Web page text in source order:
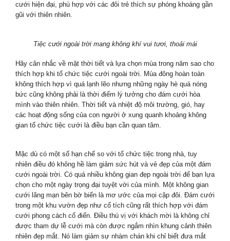
cưới hiện đại, phù hợp với các đôi trẻ thích sự phóng khoáng gần
gũi với thiên nhiên.
Tiệc cưới ngoài trời mang không khí vui tươi, thoải mái
Hãy cân nhắc về mặt thời tiết và lựa chọn mùa trong năm sao cho
thích hợp khi tổ chức tiệc cưới ngoài trời. Mùa đông hoàn toàn
không thích hợp vì quá lạnh lẽo nhưng những ngày hè quá nóng
bức cũng không phải là thời điểm lý tưởng cho đám cưới hòa
mình vào thiên nhiên. Thời tiết và nhiệt độ môi trường, gió, hay
các hoạt động sống của con người ở xung quanh khoảng không
gian tổ chức tiệc cưới là điều bạn cần quan tâm.
Mặc dù có một số hạn chế so với tổ chức tiệc trong nhà, tuy
nhiên điều đó không hề làm giảm sức hút và vẻ đẹp của một đám
cưới ngoài trời. Có quá nhiều không gian đẹp ngoài trời để bạn lựa
chọn cho một ngày trọng đại tuyệt vời của mình. Một không gian
cưới lãng mạn bên bờ biển là mơ ước của mọi cặp đôi. Đám cưới
trong một khu vườn đẹp như cổ tích cũng rất thích hợp với đám
cưới phong cách cổ điển. Điều thú vị với khách mời là không chỉ
được tham dự lễ cưới mà còn được ngắm nhìn khung cảnh thiên
nhiên đẹp mắt. Nó làm giảm sự nhàm chán khi chỉ biết đưa mắt